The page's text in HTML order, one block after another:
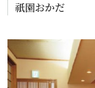
祇園おかだ